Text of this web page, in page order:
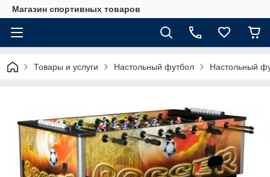
Магазин спортивных товаров
Товары и услуги Настольный футбол Настольный